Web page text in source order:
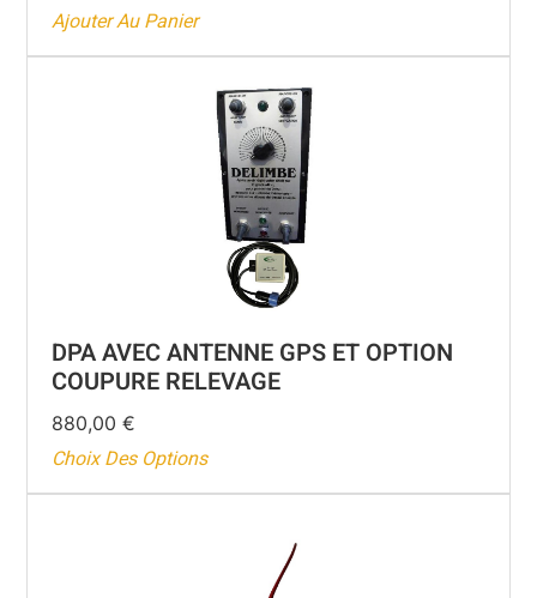
Ajouter Au Panier
DPA AVEC ANTENNE GPS ET OPTION
COUPURE RELEVAGE
880,00€
Choix Des Options